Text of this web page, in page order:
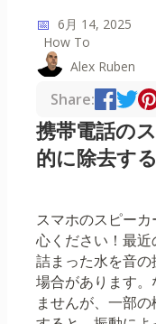
📅 6月 14, 2025
How To
Alex Ruben
Share:
携帯電話の
的に除去す
スマホのスピー
心ください！最
詰まった水を音
場合があります
ませんが、一部